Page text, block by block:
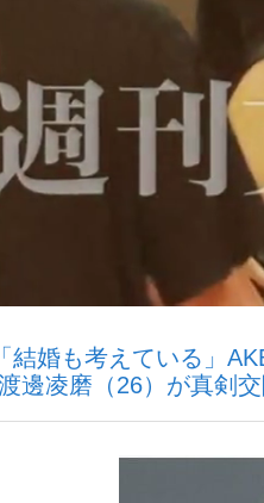
る。でも…」本田圭佑が初めて明
切聞かれなかった」侍ジャパン選
#藤田晋
#亀
結婚も考えている」
邊凌磨（26）が真剣